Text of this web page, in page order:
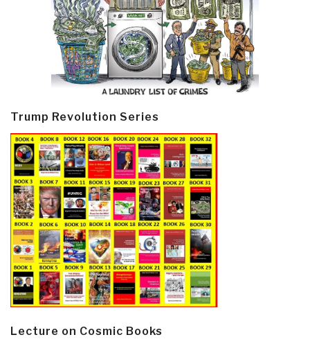
Trump Revolution Series
Lecture on Cosmic Books